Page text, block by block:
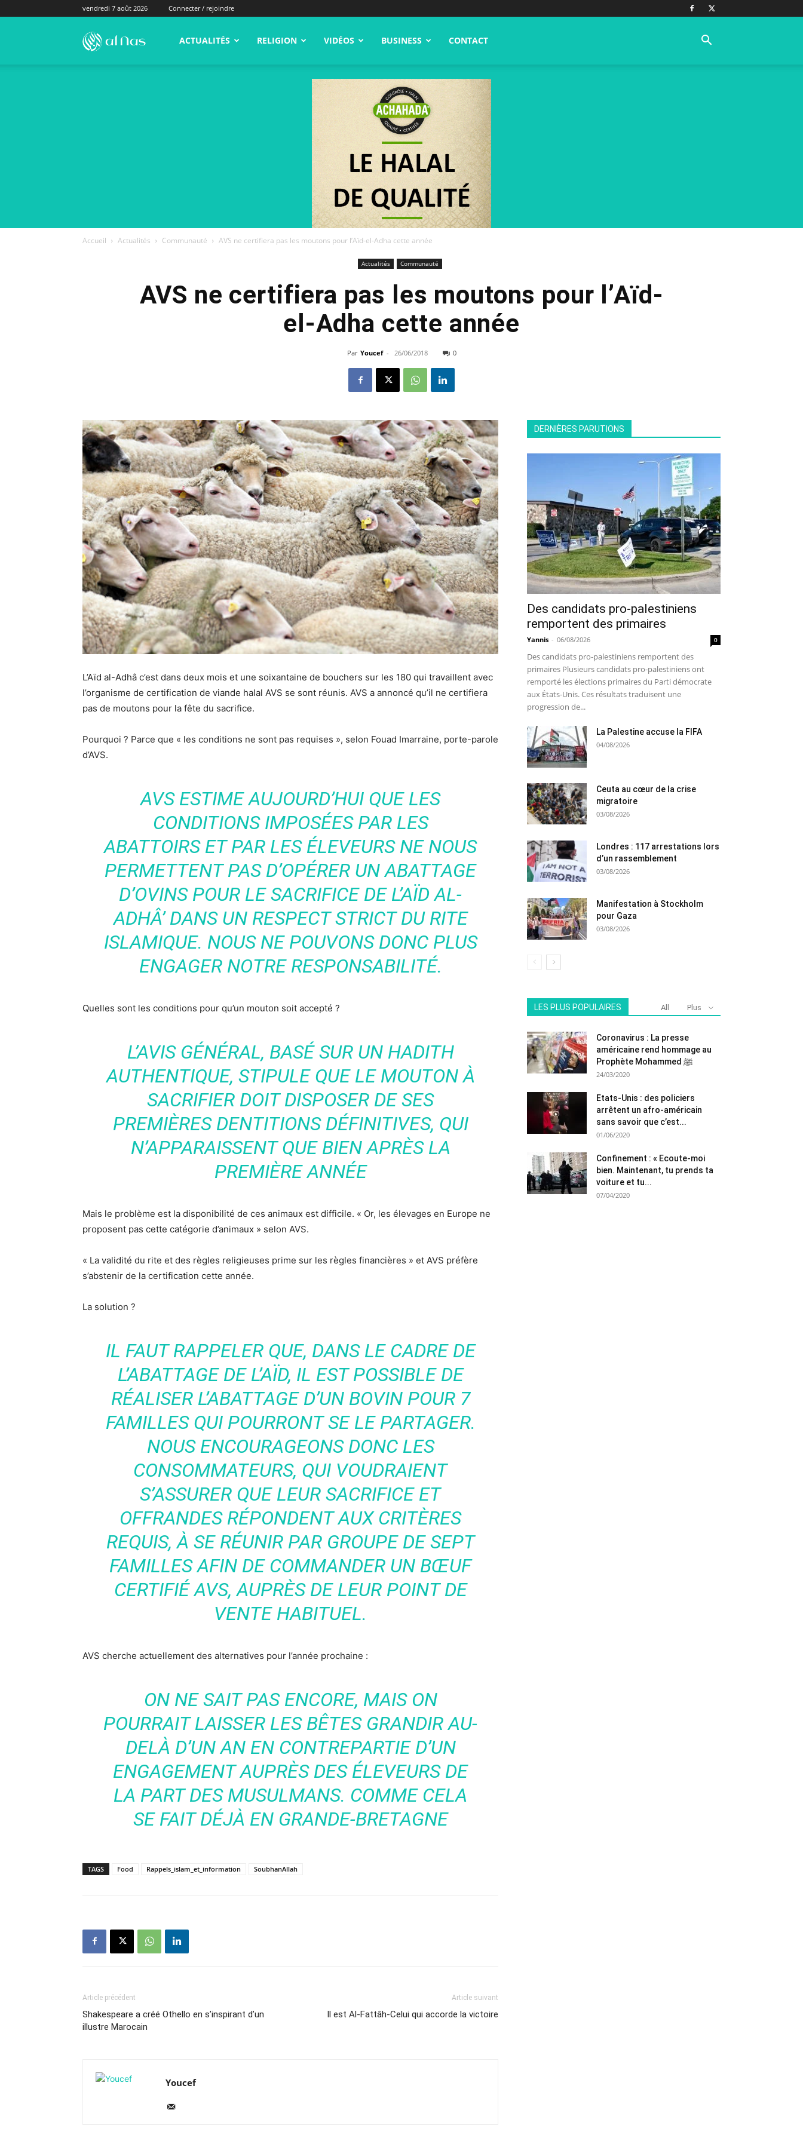
vendredi 7 août 2026 Connecter / rejoindre
alNas.fr ACTUALITÉS RELIGION VIDÉOS BUSINESS CONTACT
Accueil Actualités Communauté AVS ne certifiera pas les moutons pour l’Aïd-el-Adha cette année
Actualités Communauté
AVS ne certifiera pas les moutons pour l’Aïd-
el-Adha cette année
Par Youcef - 26/06/2018 0
L’Aïd al-Adhâ c’est dans deux mois et une soixantaine de bouchers sur les 180 qui travaillent avec
l’organisme de certification de viande halal AVS se sont réunis. AVS a annoncé qu’il ne certifiera
pas de moutons pour la fête du sacrifice.
Pourquoi ? Parce que « les conditions ne sont pas requises », selon Fouad Imarraine, porte-parole
d’AVS.
AVS ESTIME AUJOURD’HUI QUE LES
CONDITIONS IMPOSÉES PAR LES
ABATTOIRS ET PAR LES ÉLEVEURS NE NOUS
PERMETTENT PAS D’OPÉRER UN ABATTAGE
D’OVINS POUR LE SACRIFICE DE L’AÏD AL-
ADHÂ’ DANS UN RESPECT STRICT DU RITE
ISLAMIQUE. NOUS NE POUVONS DONC PLUS
ENGAGER NOTRE RESPONSABILITÉ.
Quelles sont les conditions pour qu’un mouton soit accepté ?
L’AVIS GÉNÉRAL, BASÉ SUR UN HADITH
AUTHENTIQUE, STIPULE QUE LE MOUTON À
SACRIFIER DOIT DISPOSER DE SES
PREMIÈRES DENTITIONS DÉFINITIVES, QUI
N’APPARAISSENT QUE BIEN APRÈS LA
PREMIÈRE ANNÉE
Mais le problème est la disponibilité de ces animaux est difficile. « Or, les élevages en Europe ne
proposent pas cette catégorie d’animaux » selon AVS.
« La validité du rite et des règles religieuses prime sur les règles financières » et AVS préfère
s’abstenir de la certification cette année.
La solution ?
IL FAUT RAPPELER QUE, DANS LE CADRE DE
L’ABATTAGE DE L’AÏD, IL EST POSSIBLE DE
RÉALISER L’ABATTAGE D’UN BOVIN POUR 7
FAMILLES QUI POURRONT SE LE PARTAGER.
NOUS ENCOURAGEONS DONC LES
CONSOMMATEURS, QUI VOUDRAIENT
S’ASSURER QUE LEUR SACRIFICE ET
OFFRANDES RÉPONDENT AUX CRITÈRES
REQUIS, À SE RÉUNIR PAR GROUPE DE SEPT
FAMILLES AFIN DE COMMANDER UN BŒUF
CERTIFIÉ AVS, AUPRÈS DE LEUR POINT DE
VENTE HABITUEL.
AVS cherche actuellement des alternatives pour l’année prochaine :
ON NE SAIT PAS ENCORE, MAIS ON
POURRAIT LAISSER LES BÊTES GRANDIR AU-
DELÀ D’UN AN EN CONTREPARTIE D’UN
ENGAGEMENT AUPRÈS DES ÉLEVEURS DE
LA PART DES MUSULMANS. COMME CELA
SE FAIT DÉJÀ EN GRANDE-BRETAGNE
TAGS Food Rappels_islam_et_information SoubhanAllah
Article précédent
Shakespeare a créé Othello en s’inspirant d’un
illustre Marocain
Article suivant
Il est Al-Fattâh-Celui qui accorde la victoire
Youcef
DERNIÈRES PARUTIONS
Des candidats pro-palestiniens
remportent des primaires
Yannis - 06/08/2026 0
Des candidats pro-palestiniens remportent des
primaires Plusieurs candidats pro-palestiniens ont
remporté les élections primaires du Parti démocrate
aux États-Unis. Ces résultats traduisent une
progression de...
La Palestine accuse la FIFA
04/08/2026
Ceuta au cœur de la crise
migratoire
03/08/2026
Londres : 117 arrestations lors
d’un rassemblement
03/08/2026
Manifestation à Stockholm
pour Gaza
03/08/2026
LES PLUS POPULAIRES All Plus
Coronavirus : La presse
américaine rend hommage au
Prophète Mohammed ﷺ
24/03/2020
Etats-Unis : des policiers
arrêtent un afro-américain
sans savoir que c’est...
01/06/2020
Confinement : « Ecoute-moi
bien. Maintenant, tu prends ta
voiture et tu...
07/04/2020